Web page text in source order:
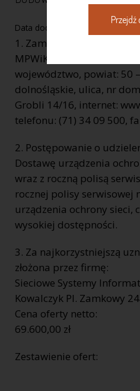
Data dodania:
1. Zamawiający: pełna
MPWiK S.A. REGON:
województwo, powiat: 50
dolnośląskie, ulica, nr
Grobli 14/16, internet:
telefonu: (71) 34 09 500,
2. Postępowanie o
Dostawę urządzenia
wraz z roczną polisą
rocznej polisy serwisowej
urządzenia ochrony sieci,
wysokiej dostępności.
3. Za najkorzystniejszą
złożona przez firmę:
Sieciowe Systemy
Kowalczyk Pl. Zamkowy
Cena oferty netto:
69.600,00 zł
Zestawienie ofert:
Przejdź